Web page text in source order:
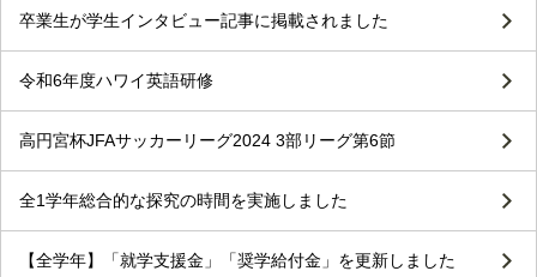
卒業生が学生インタビュー記事に掲載されました
令和6年度ハワイ英語研修
高円宮杯JFAサッカーリーグ2024 3部リーグ第6節
全1学年総合的な探究の時間を実施しました
【全学年】「就学支援金」「奨学給付金」を更新しました